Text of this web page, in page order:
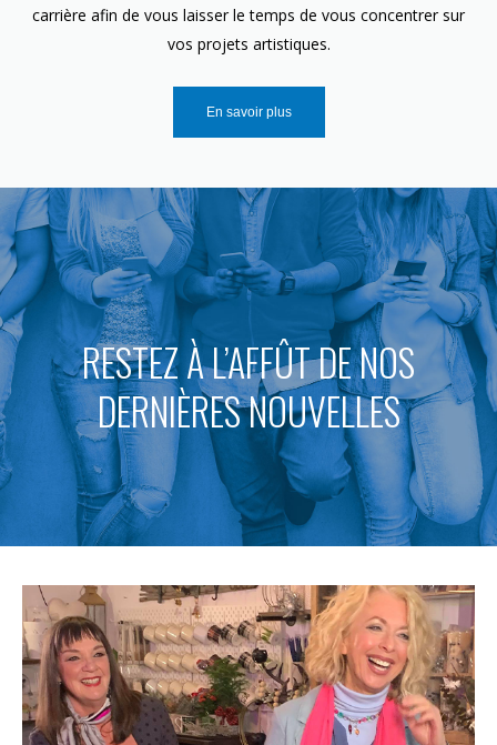
carrière afin de vous laisser le temps de vous concentrer sur
vos projets artistiques.
En savoir plus
RESTEZ À L’AFFÛT DE NOS
DERNIÈRES NOUVELLES